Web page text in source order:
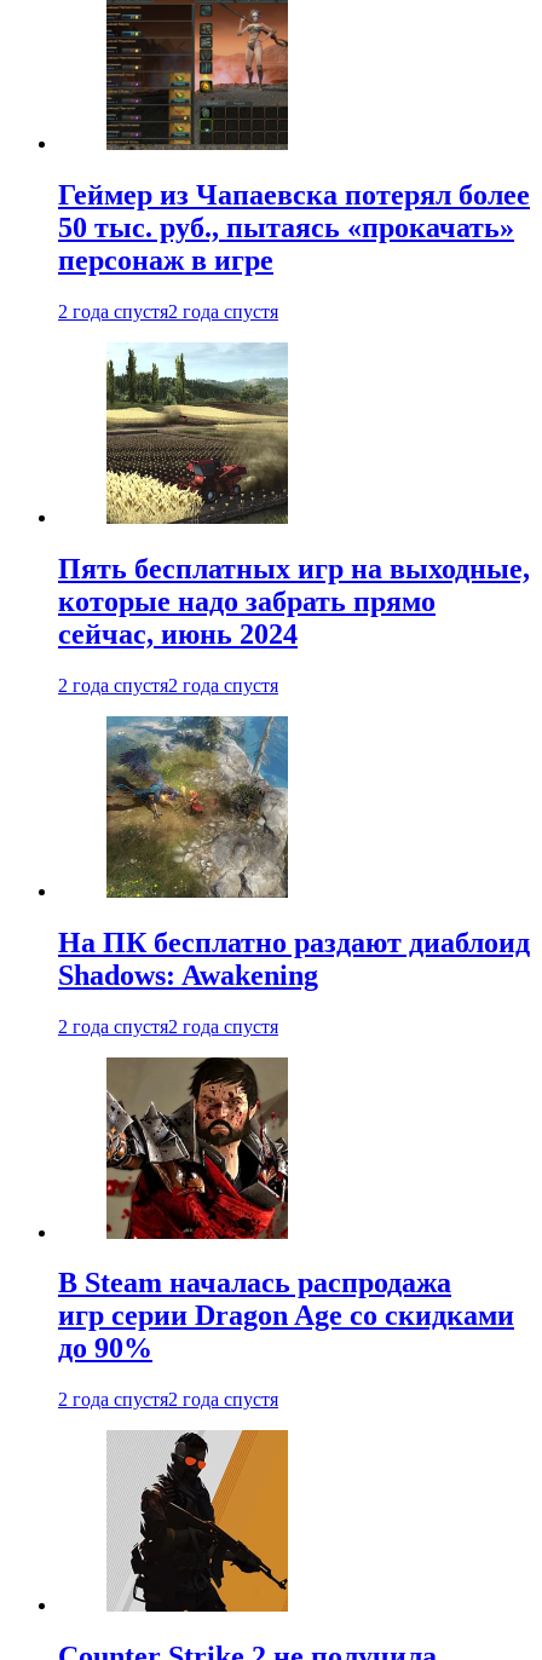
Геймер из Чапаевска потерял более
50 тыс. руб., пытаясь «прокачать»
персонаж в игре
2 года спустя2 года спустя
Пять бесплатных игр на выходные,
которые надо забрать прямо
сейчас, июнь 2024
2 года спустя2 года спустя
На ПК бесплатно раздают диаблоид
Shadows: Awakening
2 года спустя2 года спустя
В Steam началась распродажа
игр серии Dragon Age со скидками
до 90%
2 года спустя2 года спустя